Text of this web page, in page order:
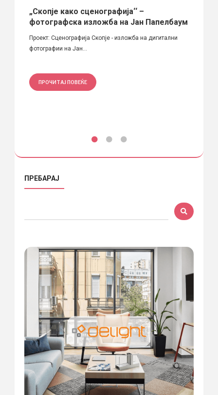
„Скопје како сценографија‘‘ –
фотографска изложба на Јан Папелбаум
Проект: Сценографија Скопје - изложба на дигитални
фотографии на Јан...
ПРОЧИТАЈ ПОВЕЌЕ
ПРЕБАРАЈ